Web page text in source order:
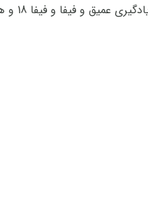
و فیفا 18 و هوش مصنوعی و بازی های کامپیوتری